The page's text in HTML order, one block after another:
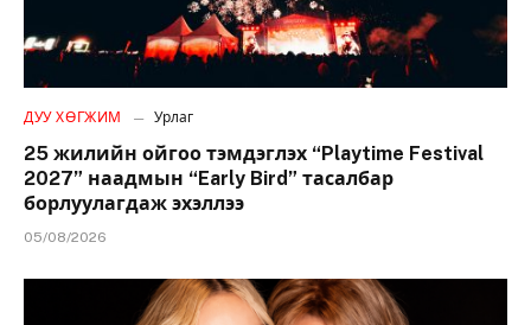
ДУУ ХӨГЖИМ Урлаг
25 жилийн ойгоо тэмдэглэх “Playtime Festival
2027” наадмын “Early Bird” тасалбар
борлуулагдаж эхэллээ
05/08/2026